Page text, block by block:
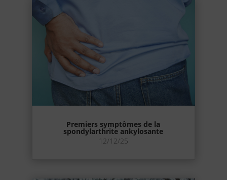
Premiers symptômes de la
spondylarthrite ankylosante
12/12/25